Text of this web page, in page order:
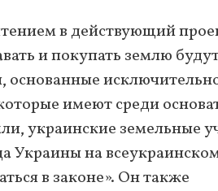
в действующий
и покупать землю
основанные
имеют среди
украинские земельные
Украины на
в законе». Он также